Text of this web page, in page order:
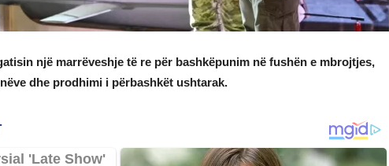
një marrëveshje të re për bashkëpunim në fushën e mbrojtjes,
dhe prodhimi i përbashkët ushtarak.